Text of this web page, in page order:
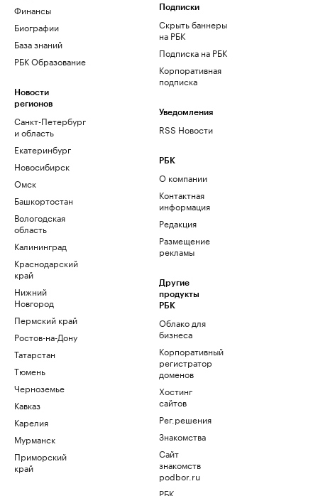
Финансы
Биографии
База знаний
РБК Образование
Новости
регионов
Санкт-Петербург
и область
Екатеринбург
Новосибирск
Омск
Башкортостан
Вологодская
область
Калининград
Краснодарский
край
Нижний
Новгород
Пермский край
Ростов-на-Дону
Татарстан
Тюмень
Черноземье
Кавказ
Карелия
Мурманск
Приморский
край
Подписки
Скрыть баннеры
на РБК
Подписка на РБК
Корпоративная
подписка
Уведомления
RSS Новости
РБК
О компании
Контактная
информация
Редакция
Размещение
рекламы
Другие
продукты
РБК
Облако для
бизнеса
Корпоративный
регистратор
доменов
Хостинг
сайтов
Рег.решения
Знакомства
Сайт
знакомств
podbor.ru
РБК